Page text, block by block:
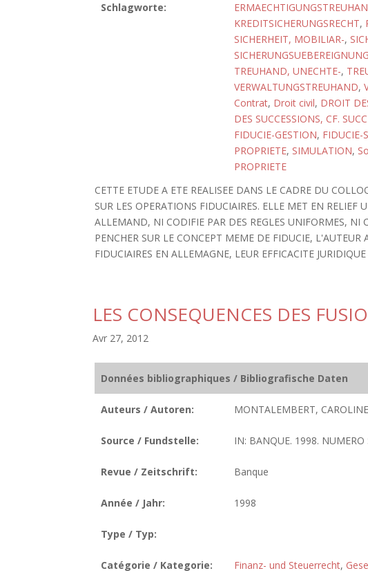
Schlagworte:
KREDITSICHERUNGSRECHT,
SICHERHEIT, MOBILIAR-,
SICHERUNGSUEBEREIGNUNG
TREUHAND, UNECHTE-,
VERWALTUNGSTREUHAND,
Contrat, Droit civil, DROIT
DES SUCCESSIONS, CF.
FIDUCIE-GESTION, FIDUCIE-
PROPRIETE, SIMULATION,
PROPRIETE
CETTE ETUDE A ETE REALISEE DANS LE CADRE DU
SUR LES OPERATIONS FIDUCIAIRES. ELLE MET EN
ALLEMAND, NI CODIFIE PAR DES REGLES UNIFORMES,
PENCHER SUR LE CONCEPT MEME DE FIDUCIE, L'AUTEUR
FIDUCIAIRES EN ALLEMAGNE, LEUR EFFICACITE
LES CONSEQUENCES DES
Avr 27, 2012
Données bibliographiques / Bibliografische Daten
Auteurs / Autoren: MONTALEMBERT,
Source / Fundstelle: IN: BANQUE. 1998. NUMERO
Revue / Zeitschrift: Banque
Année / Jahr: 1998
Type / Typ:
Catégorie / Kategorie: Finanz- und Steuerrecht,